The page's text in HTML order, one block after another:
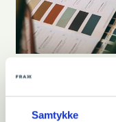
Samtykke